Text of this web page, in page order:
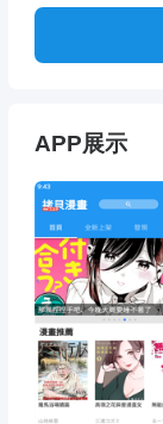
APP展示